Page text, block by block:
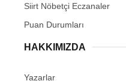
Siirt Nöbetçi Eczanaler
Puan Durumları
HAKKIMIZDA
Yazarlar